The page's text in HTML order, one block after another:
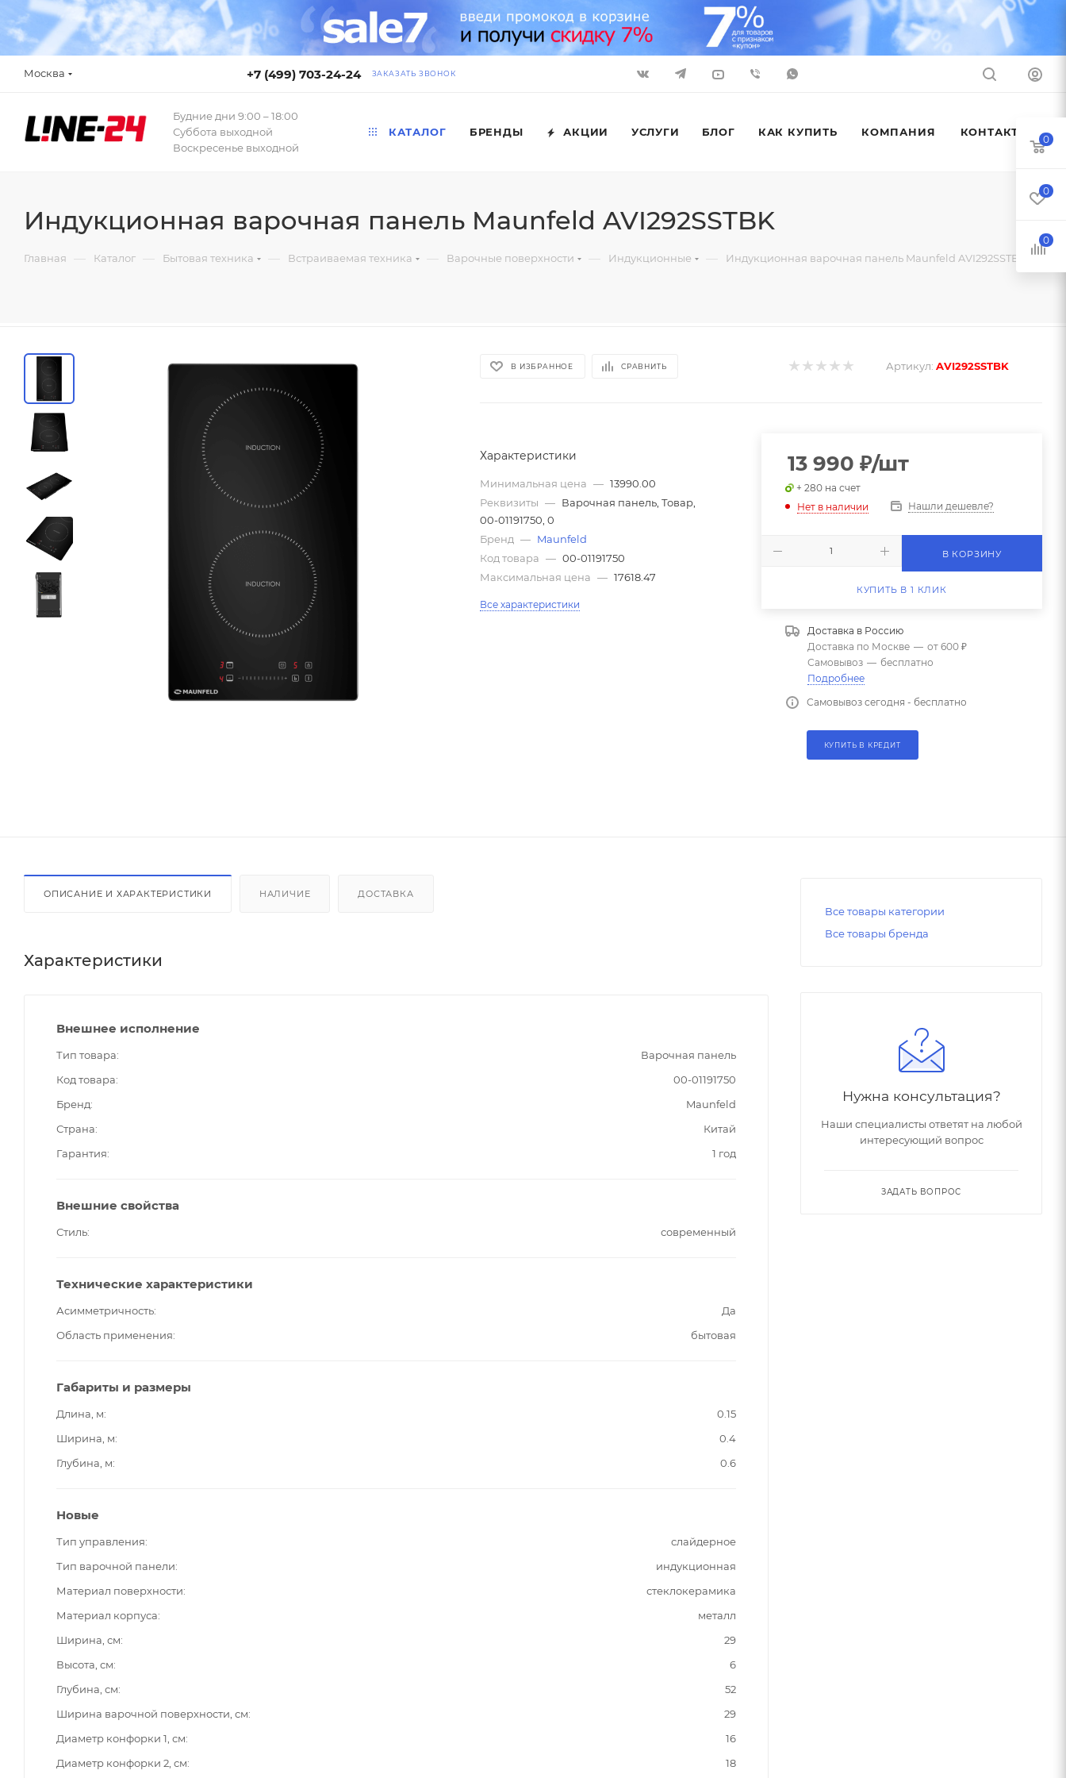
Москва +7 (499) 703-24-24 ЗАКАЗАТЬ ЗВОНОК
Будние дни 9:00 – 18:00
Суббота выходной
Воскресенье выходной
КАТАЛОГ БРЕНДЫ АКЦИИ УСЛУГИ БЛОГ КАК КУПИТЬ КОМПАНИЯ КОНТАКТЫ
Индукционная варочная панель Maunfeld AVI292SSTBK
Главная — Каталог — Бытовая техника — Встраиваемая техника — Варочные поверхности — Индукционные — Индукционная варочная панель Maunfeld AVI292SSTBK
В ИЗБРАННОЕ СРАВНИТЬ Артикул: AVI292SSTBK
Характеристики
Минимальная цена — 13990.00
Реквизиты — Варочная панель, Товар,
00-01191750, 0
Бренд — Maunfeld
Код товара — 00-01191750
Максимальная цена — 17618.47
Все характеристики
13 990 ₽/шт
+ 280 на счет
Нет в наличии
Нашли дешевле?
В КОРЗИНУ
КУПИТЬ В 1 КЛИК
Доставка в Россию
Доставка по Москве — от 600 ₽
Самовывоз — бесплатно
Подробнее
Самовывоз сегодня - бесплатно
КУПИТЬ В КРЕДИТ
ОПИСАНИЕ И ХАРАКТЕРИСТИКИ НАЛИЧИЕ ДОСТАВКА
Характеристики
Внешнее исполнение
Тип товара
Варочная панель
Код товара
00-01191750
Бренд
Maunfeld
Страна
Китай
Гарантия
1 год
Внешние свойства
Стиль современный
Технические характеристики
Асимметричность
Да
Область применения
бытовая
Габариты и размеры
Длина, м
0.15
Ширина, м
0.4
Глубина, м
0.6
Новые
Тип управления
слайдерное
Тип варочной панели
индукционная
Материал поверхности
стеклокерамика
Материал корпуса
металл
Ширина, см
29
Высота, см
6
Глубина, см
52
Ширина варочной поверхности, см
29
Диаметр конфорки 1, см
16
Диаметр конфорки 2, см
18
Все товары категории
Все товары бренда
Нужна консультация?
Наши специалисты ответят на любой
интересующий вопрос
ЗАДАТЬ ВОПРОС
0
0
0